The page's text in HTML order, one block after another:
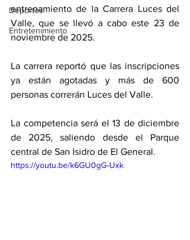
Deportes
Entretenimiento
entrenamiento de la Carrera Luces del
Valle, que se llevó a cabo este 23 de
noviembre de 2025.
La carrera reportó que las inscripciones
ya están agotadas y más de 600
personas correrán Luces del Valle.
La competencia será el 13 de diciembre
de 2025, saliendo desde el Parque
central de San Isidro de El General.
https://youtu.be/k6GU0gG-Uxk